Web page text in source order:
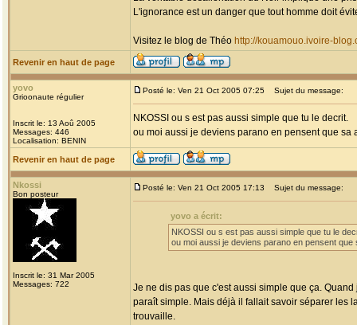
L'ignorance est un danger que tout homme doit
Visitez le blog de Théo http://kouamouo.ivoire-
Revenir en haut de page
yovo
Grioonaute régulier
Inscrit le: 13 Aoû 2005
Messages: 446
Localisation: BENIN
Posté le: Ven 21 Oct 2005 07:25 Sujet du message:
NKOSSI ou s est pas aussi simple que tu le decrit.
ou moi aussi je deviens parano en pensent que
Revenir en haut de page
Nkossi
Bon posteur
Inscrit le: 31 Mar 2005
Messages: 722
Posté le: Ven 21 Oct 2005 17:13 Sujet du message:
yovo a écrit:
NKOSSI ou s est pas aussi simple que tu le
ou moi aussi je deviens parano en pensent
Je ne dis pas que c'est aussi simple que ça.
paraît simple. Mais déjà il fallait savoir séparer les
trouvaille.